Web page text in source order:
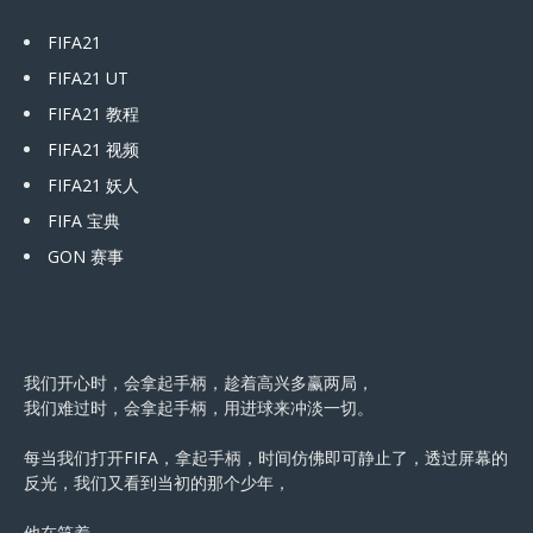
FIFA21
FIFA21 UT
FIFA21 教程
FIFA21 视频
FIFA21 妖人
FIFA 宝典
GON 赛事
我们开心时，会拿起手柄，趁着高兴多赢两局，
我们难过时，会拿起手柄，用进球来冲淡一切。
每当我们打开FIFA，拿起手柄，时间仿佛即可静止了，透过屏幕的
反光，我们又看到当初的那个少年，